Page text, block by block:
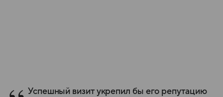
Успешный визит укрепил бы его репутацию